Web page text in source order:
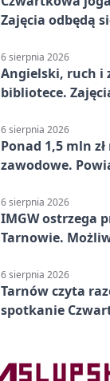
Zajęcia odbędą
6 sierpnia 2026
Angielski, ruch i
bibliotece.
6 sierpnia 2026
Ponad 1,5 mln zł
zawodowe.
6 sierpnia 2026
IMGW ostrzega
Tarnowie.
6 sierpnia 2026
Tarnów czyta
spotkanie